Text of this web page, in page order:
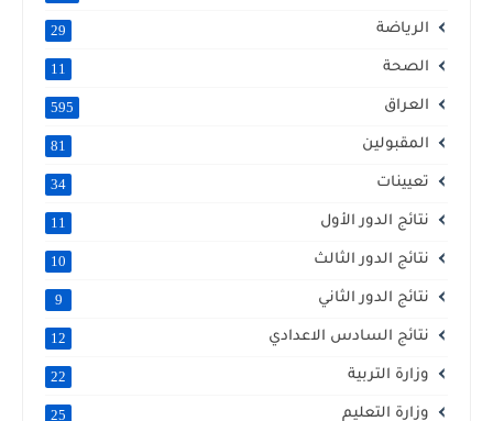
الرياضة 29
الصحة 11
العراق 595
المقبولين 81
تعيينات 34
نتائج الدور الأول 11
نتائج الدور الثالث 10
نتائج الدور الثاني 9
نتائج السادس الاعدادي 12
وزارة التربية 22
وزارة التعليم 25